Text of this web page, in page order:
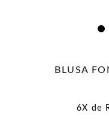
BLUSA
6X de